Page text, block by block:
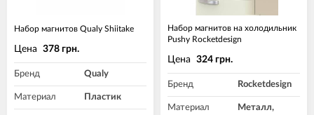
Набор магнитов Qualy Shiitake
Цена 378 грн.
Бренд Qualy
Материал Пластик
Набор магнитов на холодильник
Pushy Rocketdesign​​
Цена 324 грн.
Бренд Rocketdesign
Материал
Металл,